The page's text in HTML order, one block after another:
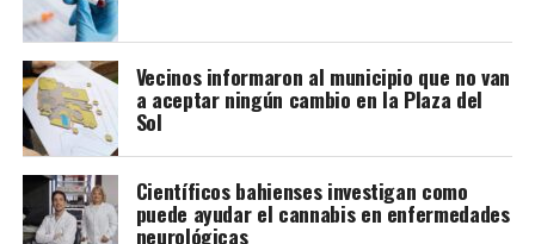
Vecinos informaron al municipio que no van
a aceptar ningún cambio en la Plaza del
Sol
Científicos bahienses investigan como
puede ayudar el cannabis en enfermedades
neurológicas